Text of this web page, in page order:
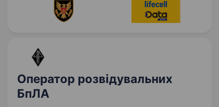
Оператор розвідувальних
БпЛА